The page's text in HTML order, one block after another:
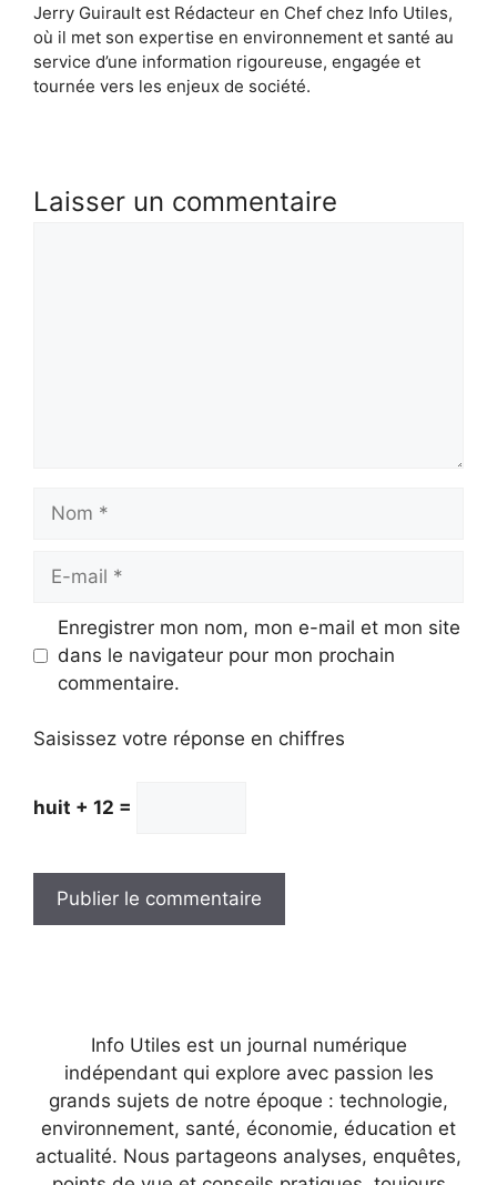
Jerry Guirault est Rédacteur en Chef chez Info Utiles,
où il met son expertise en environnement et santé au
service d’une information rigoureuse, engagée et
tournée vers les enjeux de société.
Laisser un commentaire
mail
Enregistrer mon nom, mon e-mail et mon site
dans le navigateur pour mon prochain
commentaire.
Saisissez votre réponse en chiffres
huit + 12 =
Info Utiles est un journal numérique
indépendant qui explore avec passion les
grands sujets de notre époque : technologie,
environnement, santé, économie, éducation et
actualité. Nous partageons analyses, enquêtes,